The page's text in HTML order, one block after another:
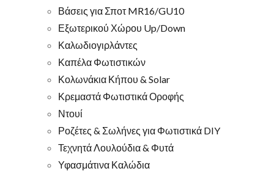
Βάσεις για Σποτ MR16/GU10
Εξωτερικού Χώρου Up/Down
Καλωδιογιρλάντες
Καπέλα Φωτιστικών
Κολωνάκια Κήπου & Solar
Κρεμαστά Φωτιστικά Οροφής
Ντουί
Ροζέτες & Σωλήνες για Φωτιστικά DIY
Τεχνητά Λουλούδια & Φυτά
Υφασμάτινα Καλώδια